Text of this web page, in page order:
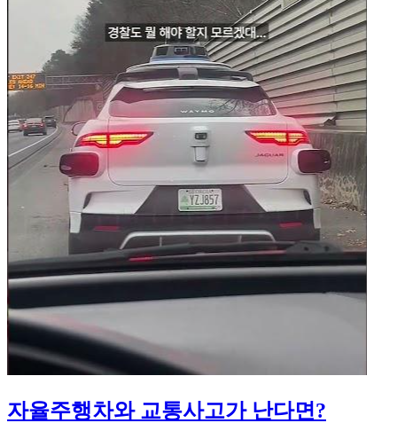
자율주행차와 교통사고가 난다면?